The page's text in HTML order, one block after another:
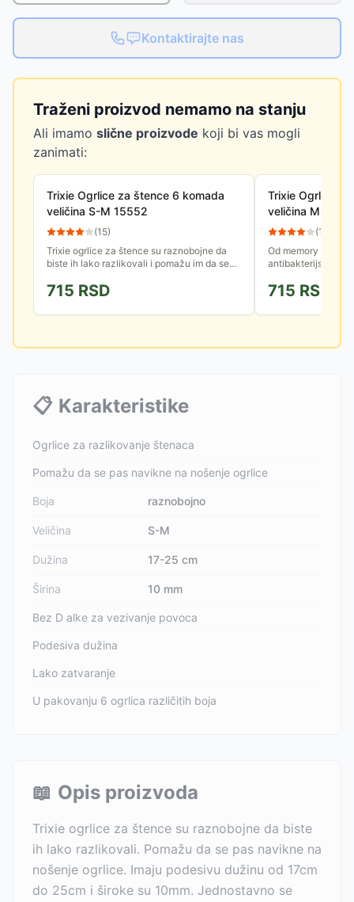
Kontaktirajte nas
Traženi proizvod nemamo na stanju
Ali imamo slične proizvode koji bi vas mogli
zanimati:
Trixie Ogrlice za štence 6 komada
veličina S-M 15552
(15)
Trixie ogrlice za štence su raznobojne da
biste ih lako razlikovali i pomažu im da se
od 17cm do 25cm i...
715 RSD
Trixie Ogrlice
veličina M-L
(12
Od memory pene,
antibakterijski,
smanjenim brojem...
715 RSD
📋 Karakteristike
Ogrlice za razlikovanje štenaca
Pomažu da se pas navikne na nošenje ogrlice
Boja raznobojno
Veličina S-M
Dužina 17-25 cm
Širina 10 mm
Bez D alke za vezivanje povoca
Podesiva dužina
Lako zatvaranje
U pakovanju 6 ogrlica različitih boja
📖 Opis proizvoda
Trixie ogrlice za štence su raznobojne da biste
ih lako razlikovali. Pomažu da se pas navikne na
nošenje ogrlice. Imaju podesivu dužinu od 17cm
do 25cm i široke su 10mm. Jednostavno se